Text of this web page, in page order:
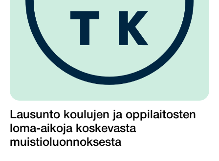
Lausunto koulujen ja oppilaitosten
loma-aikoja koskevasta
muistioluonnoksesta